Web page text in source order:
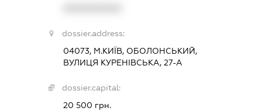
dossier.address:
04073, М.КИЇВ, ОБОЛОНСЬКИЙ,
ВУЛИЦЯ КУРЕНІВСЬКА, 27-А
dossier.capital:
20 500 грн.